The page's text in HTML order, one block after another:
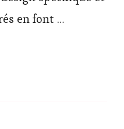
en font …